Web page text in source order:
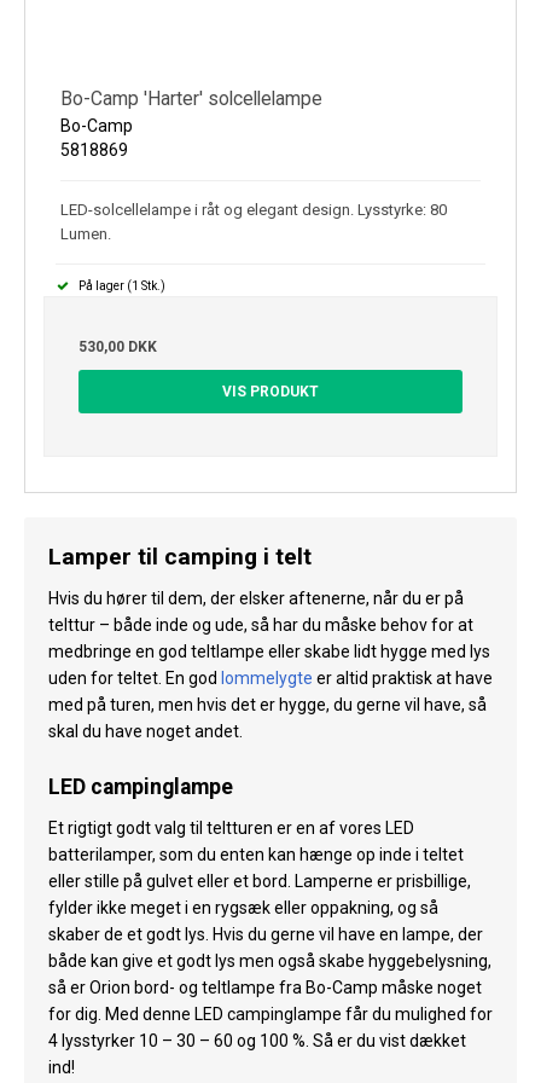
Bo-Camp 'Harter' solcellelampe
Bo-Camp
5818869
LED-solcellelampe i råt og elegant design. Lysstyrke: 80
Lumen.
På lager (1 Stk.)
530,00 DKK
VIS PRODUKT
Lamper til camping i telt
Hvis du hører til dem, der elsker aftenerne, når du er på
telttur – både inde og ude, så har du måske behov for at
medbringe en god teltlampe eller skabe lidt hygge med lys
uden for teltet. En god lommelygte er altid praktisk at have
med på turen, men hvis det er hygge, du gerne vil have, så
skal du have noget andet.
LED campinglampe
Et rigtigt godt valg til teltturen er en af vores LED
batterilamper, som du enten kan hænge op inde i teltet
eller stille på gulvet eller et bord. Lamperne er prisbillige,
fylder ikke meget i en rygsæk eller oppakning, og så
skaber de et godt lys. Hvis du gerne vil have en lampe, der
både kan give et godt lys men også skabe hyggebelysning,
så er Orion bord- og teltlampe fra Bo-Camp måske noget
for dig. Med denne LED campinglampe får du mulighed for
4 lysstyrker 10 – 30 – 60 og 100 %. Så er du vist dækket
ind!